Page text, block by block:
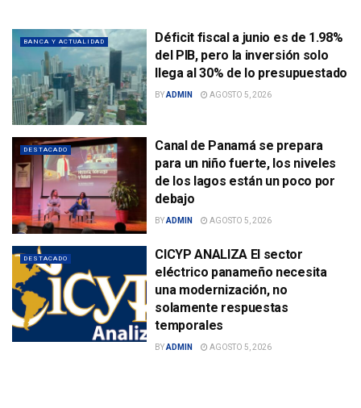
BANCA Y ACTUALIDAD
Déficit fiscal a junio es de 1.98%
del PIB, pero la inversión solo
llega al 30% de lo presupuestado
BYADMIN AGOSTO 5, 2026
DESTACADO
Canal de Panamá se prepara
para un niño fuerte, los niveles
de los lagos están un poco por
debajo
BYADMIN AGOSTO 5, 2026
DESTACADO
CICYP ANALIZA El sector
eléctrico panameño necesita
una modernización, no
solamente respuestas
temporales
BYADMIN AGOSTO 5, 2026